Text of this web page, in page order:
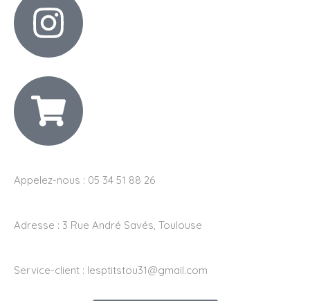
Appelez-nous : 05 34 51 88 26
Adresse : 3 Rue André Savés, Toulouse
Service-client : lesptitstou31@gmail.com